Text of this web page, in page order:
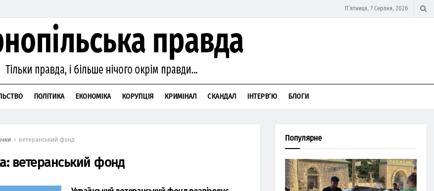
П’ятниця, 7 Серпня, 2026
ПОЛІТИКА ЕКОНОМІКА КОРУПЦІЯ КРИМІНАЛ СКАНДАЛ ІНТЕРВ’Ю БЛОГИ
ветеранський фонд
ветеранський фонд
Популярне